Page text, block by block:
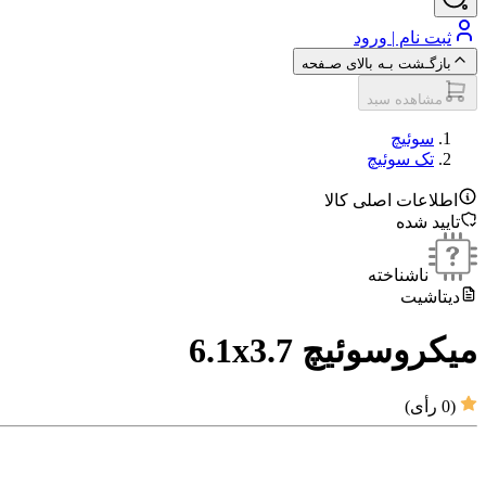
ثبت نام | ورود
بازگـشت بـه بالای صـفحه
مشاهده سبد
سوئیچ
تک سوئیچ
اطلاعات اصلی کالا
تایید شده
ناشناخته
دیتاشیت
میکروسوئیچ 6.1x3.7
(
0 رأی)